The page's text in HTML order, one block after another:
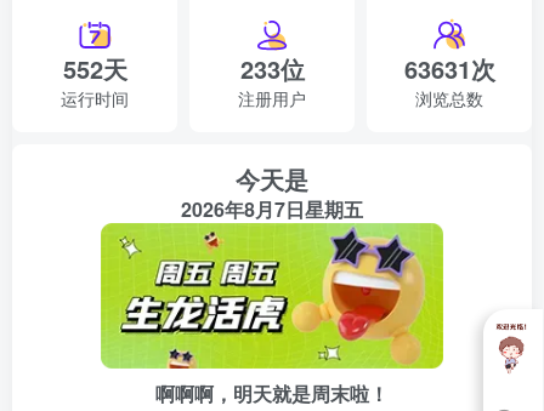
552天
运行时间
233位
注册用户
63631次
浏览总数
今天是
2026年8月7日星期五
啊啊啊，明天就是周末啦！